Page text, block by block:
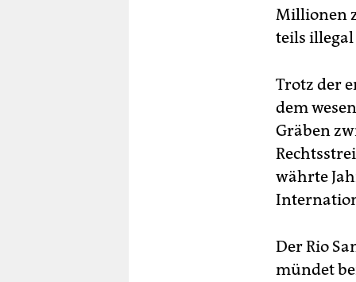
Millionen
teils illegal
Trotz der
dem
Gräben
währte
Der Rio
mündet